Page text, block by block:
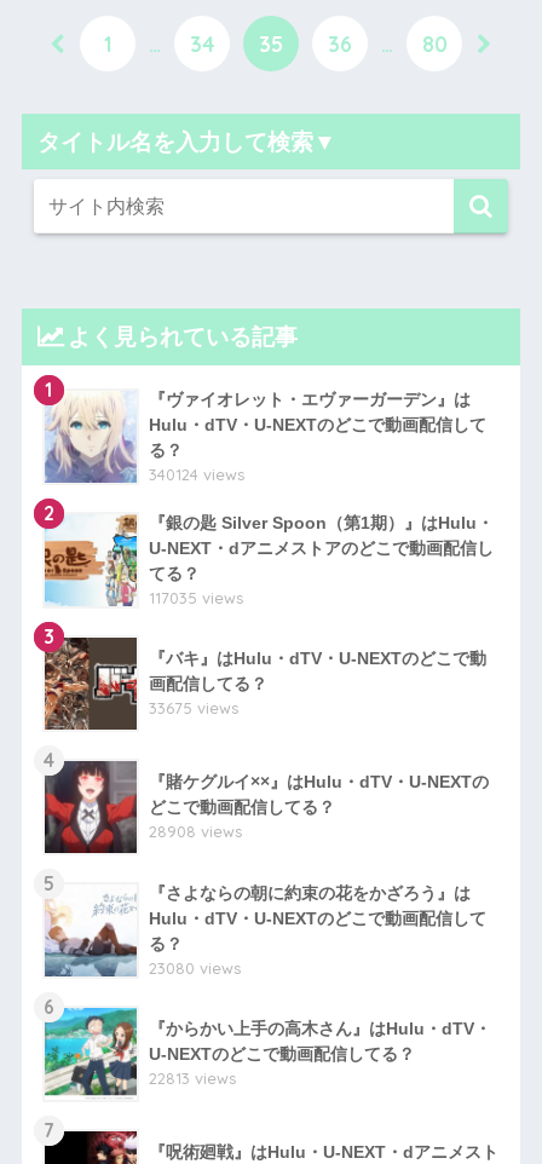
1 … 34 35 36 … 80
タイトル名を入力して検索▼
よく見られている記事
1
『ヴァイオレット・エヴァーガーデン』は
Hulu・dTV・U-NEXTのどこで動画配信して
る？
340124 views
2
『銀の匙 Silver Spoon（第1期）』はHulu・
U-NEXT・dアニメストアのどこで動画配信し
てる？
117035 views
3
『バキ』はHulu・dTV・U-NEXTのどこで動
画配信してる？
33675 views
4
『賭ケグルイ××』はHulu・dTV・U-NEXTの
どこで動画配信してる？
28908 views
5
『さよならの朝に約束の花をかざろう』は
Hulu・dTV・U-NEXTのどこで動画配信して
る？
23080 views
6
『からかい上手の高木さん』はHulu・dTV・
U-NEXTのどこで動画配信してる？
22813 views
7
『呪術廻戦』はHulu・U-NEXT・dアニメスト